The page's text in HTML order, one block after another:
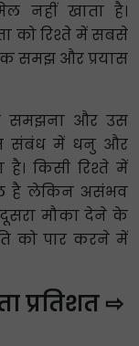
नहीं खाता है।
को रिश्ते में सबसे
समझ और प्रयास
समझना और उस
संबंध में धनु और
किसी रिश्ते में
है लेकिन असंभव
दूसरा मौका देने के
को पार करने में
प्रतिशत ⇨